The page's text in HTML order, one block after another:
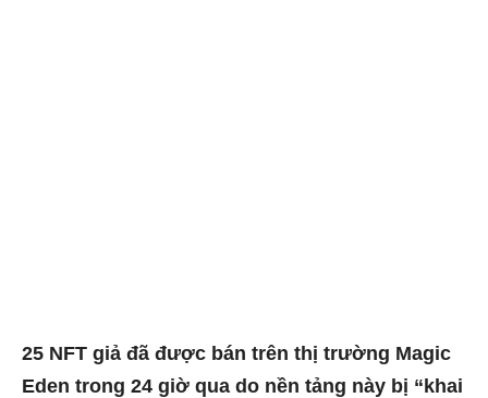
25 NFT giả đã được bán trên thị trường Magic
Eden trong 24 giờ qua do nền tảng này bị “khai